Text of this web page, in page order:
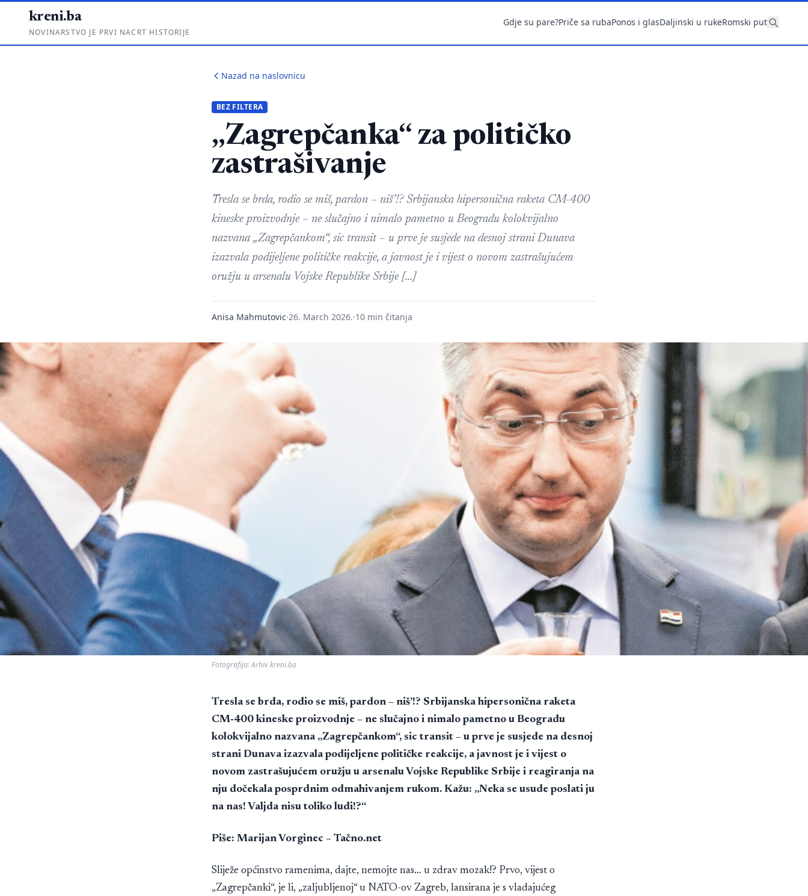
kreni.ba
NOVINARSTVO JE PRVI NACRT HISTORIJE
Gdje su pare?Priče sa rubaPonos i glasDaljinski u rukeRomski put
Nazad na naslovnicu
BEZ FILTERA
„Zagrepčanka“ za političko
zastrašivanje
Tresla se brda, rodio se miš, pardon – niš’!? Srbijanska hipersonična raketa CM-400
kineske proizvodnje – ne slučajno i nimalo pametno u Beogradu kolokvijalno
nazvana „Zagrepčankom“, sic transit – u prve je susjede na desnoj strani Dunava
izazvala podijeljene političke reakcije, a javnost je i vijest o novom zastrašujućem
oružju u arsenalu Vojske Republike Srbije […]
Anisa Mahmutovic·26. March 2026.·10 min čitanja
Fotografija: Arhiv kreni.ba
Tresla se brda, rodio se miš, pardon – niš’!? Srbijanska hipersonična raketa
CM-400 kineske proizvodnje – ne slučajno i nimalo pametno u Beogradu
kolokvijalno nazvana „Zagrepčankom“, sic transit – u prve je susjede na desnoj
strani Dunava izazvala podijeljene političke reakcije, a javnost je i vijest o
novom zastrašujućem oružju u arsenalu Vojske Republike Srbije i reagiranja na
nju dočekala posprdnim odmahivanjem rukom. Kažu: „Neka se usude poslati ju
na nas! Valjda nisu toliko ludi!?“
Piše: Marijan Vorginec – Tačno.net
Sliježe općinstvo ramenima, dajte, nemojte nas… u zdrav mozak!? Prvo, vijest o
„Zagrepčanki“, je li, „zaljubljenoj“ u NATO-ov Zagreb, lansirana je s vladajućeg